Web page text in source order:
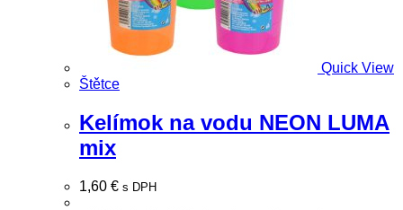
Quick View
Štětce
Kelímok na vodu NEON LUMA
mix
1,60 € s DPH